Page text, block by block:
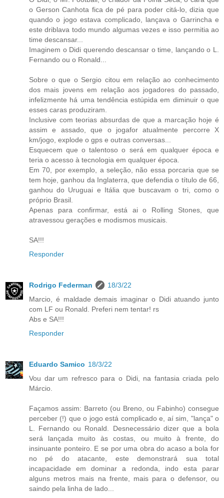
o Gerson Canhota fica de pé para poder citá-lo, dizia que
quando o jogo estava complicado, lançava o Garrincha e
este driblava todo mundo algumas vezes e isso permitia ao
time descansar...
Imaginem o Didi querendo descansar o time, lançando o L.
Fernando ou o Ronald...
Sobre o que o Sergio citou em relação ao conhecimento
dos mais jovens em relação aos jogadores do passado,
infelizmente há uma tendência estúpida em diminuir o que
esses caras produziram.
Inclusive com teorias absurdas de que a marcação hoje é
assim e assado, que o jogafor atualmente percorre X
km/jogo, explode o gps e outras conversas...
Esquecem que o talentoso o será em qualquer época e
teria o acesso à tecnologia em qualquer época.
Em 70, por exemplo, a seleção, não essa porcaria que se
tem hoje, ganhou da Inglaterra, que defendia o título de 66,
ganhou do Uruguai e Itália que buscavam o tri, como o
próprio Brasil.
Apenas para confirmar, está ai o Rolling Stones, que
atravessou gerações e modismos musicais.
SA!!!
Responder
Rodrigo Federman
18/3/22
Marcio, é maldade demais imaginar o Didi atuando junto
com LF ou Ronald. Preferi nem tentar! rs
Abs e SA!!!
Responder
Eduardo Samico 18/3/22
Vou dar um refresco para o Didi, na fantasia criada pelo
Márcio.
Façamos assim: Barreto (ou Breno, ou Fabinho) consegue
perceber (!) que o jogo está complicado e, aí sim, "lança" o
L. Fernando ou Ronald. Desnecessário dizer que a bola
será lançada muito às costas, ou muito à frente, do
insinuante ponteiro. E se por uma obra do acaso a bola for
no pé do atacante, este demonstrará sua total
incapacidade em dominar a redonda, indo esta parar
alguns metros mais na frente, mais para o defensor, ou
saindo pela linha de lado...